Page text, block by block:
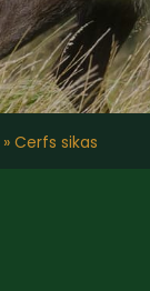
» Cerfs sikas